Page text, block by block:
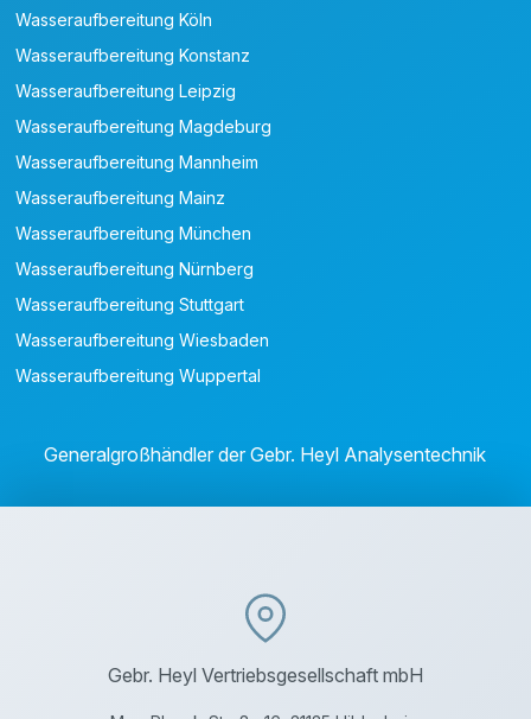
Wasseraufbereitung Köln
Wasseraufbereitung Konstanz
Wasseraufbereitung Leipzig
Wasseraufbereitung Magdeburg
Wasseraufbereitung Mannheim
Wasseraufbereitung Mainz
Wasseraufbereitung München
Wasseraufbereitung Nürnberg
Wasseraufbereitung Stuttgart
Wasseraufbereitung Wiesbaden
Wasseraufbereitung Wuppertal
Generalgroßhändler der Gebr. Heyl Analysentechnik
Gebr. Heyl Vertriebsgesellschaft mbH